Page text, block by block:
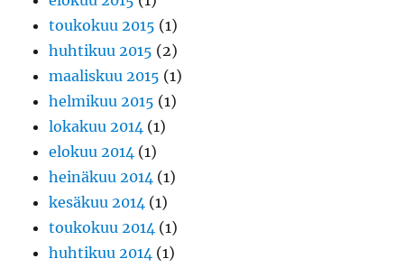
toukokuu 2015 (1)
huhtikuu 2015 (2)
maaliskuu 2015 (1)
helmikuu 2015 (1)
lokakuu 2014 (1)
elokuu 2014 (1)
heinäkuu 2014 (1)
kesäkuu 2014 (1)
toukokuu 2014 (1)
huhtikuu 2014 (1)